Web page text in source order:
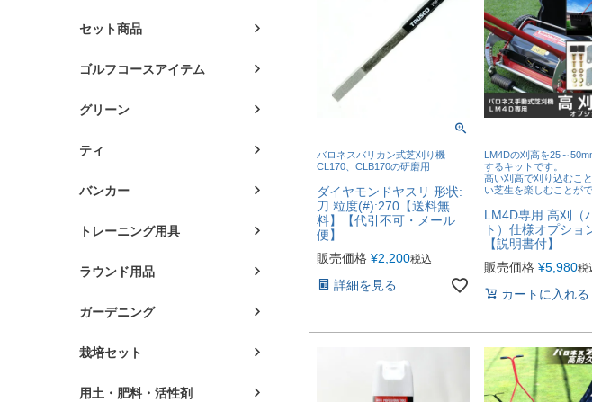
セット商品
ゴルフコースアイテム
グリーン
ティ
バンカー
トレーニング用具
ラウンド用品
ガーデニング
栽培セット
用土・肥料・活性剤
バロネスバリカン式芝刈り機
CL170、CLB170の研磨用
ダイヤモンドヤスリ 形状:
刀 粒度(#):270【送料無
料】【代引不可・メール
便】
販売価格 ¥2,200税込
詳細を見る
LM4Dの刈高を25～
するキットです。
高い刈高で刈り込むこ
い芝生を楽しむことがで
LM4D専用 高刈（
ト）仕様オプショ
【説明書付】
販売価格 ¥5,980税
カートに入れる